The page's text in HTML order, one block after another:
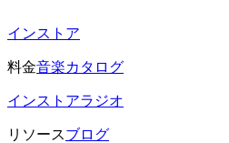
インストア
料金音楽カタログ
インストアラジオ
リソースブログ